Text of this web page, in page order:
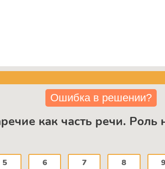
Ошибка в решении?
как часть речи. Роль
5 6 7 8 9